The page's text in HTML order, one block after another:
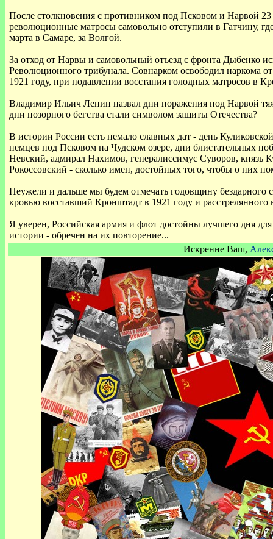
После столкновения с противником под Псковом и Нарвой
революционные матросы самовольно отступили в Гатчину,
марта в Самаре, за Волгой.
За отход от Нарвы и самовольный отъезд с фронта Дыбенко
Революционного трибунала. Совнарком освободил наркома от
1921 году, при подавлении восстания голодных матросов в
Владимир Ильич Ленин назвал дни поражения под Нарвой
дни позорного бегства стали символом защиты Отечества?
В истории России есть немало славных дат - день
немцев под Псковом на Чудском озере, дни блистательных
Невский, адмирал Нахимов, генералиссимус Суворов, князь
Рокоссовский - сколько имен, достойных того, чтобы о них
Неужели и дальше мы будем отмечать годовщину бездарного
кровью восставший Кронштадт в 1921 году и расстрелянного
Я уверен, Российская армия и флот достойны лучшего дня
истории - обречен на их повторение...
Искренне Ваш,